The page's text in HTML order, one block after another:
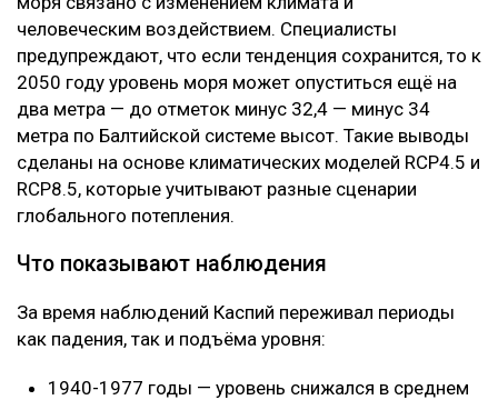
человеческим воздействием. Специалисты
предупреждают, что если тенденция сохранится, то к
2050 году уровень моря может опуститься ещё на
два метра — до отметок минус 32,4 — минус 34
метра по Балтийской системе высот. Такие выводы
сделаны на основе климатических моделей RCP4.5 и
RCP8.5, которые учитывают разные сценарии
глобального потепления.
Что показывают наблюдения
За время наблюдений Каспий переживал периоды
как падения, так и подъёма уровня:
1940-1977 годы — уровень снижался в среднем